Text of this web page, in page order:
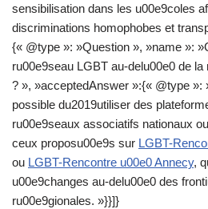
sensibilisation dans les u00e9coles
discriminations homophobes et
{« @type »: »Question », »name »:
ru00e9seau LGBT au-delu00e0 de la
? », »acceptedAnswer »:{« @type »:
possible du2019utiliser des
ru00e9seaux associatifs nationaux
ceux proposu00e9s sur LGBT-
ou LGBT-Rencontre u00e0 Annecy,
u00e9changes au-delu00e0 des
ru00e9gionales. »}}]}